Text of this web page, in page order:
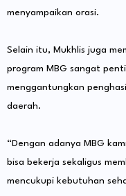
menyampaikan orasi.
Selain itu, Mukhlis juga
program MBG sangat
menggantungkan
daerah.
“Dengan adanya MBG
bisa bekerja sekaligus
mencukupi kebutuhan